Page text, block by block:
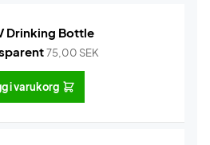
Drinking Bottle
75,00 SEK
i varukorg